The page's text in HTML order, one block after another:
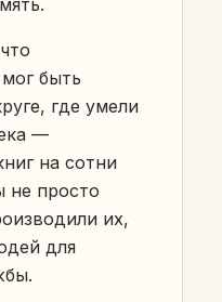
быть
где умели
—
на сотни
не просто
их,
для